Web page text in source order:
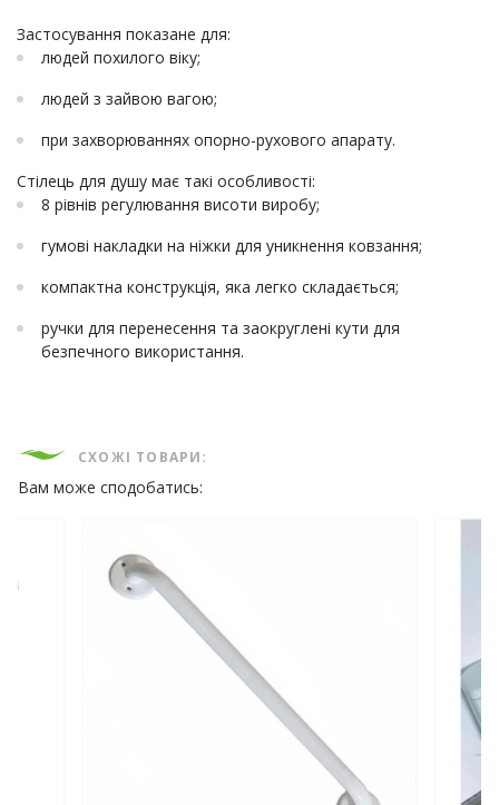
Застосування показане для:
людей похилого віку;
людей з зайвою вагою;
при захворюваннях опорно-рухового апарату.
Стілець для душу має такі особливості:
8 рівнів регулювання висоти виробу;
гумові накладки на ніжки для уникнення ковзання;
компактна конструкція, яка легко складається;
ручки для перенесення та заокруглені кути для
безпечного використання.
СХОЖІ ТОВАРИ:
Вам може сподобатись: